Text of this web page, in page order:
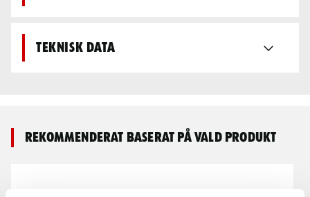
Teknisk data
Rekommenderat baserat på vald produkt